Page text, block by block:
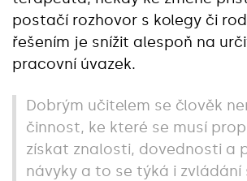
postačí rozhovor s kolegy či
řešením je snížit alespoň na
pracovní úvazek.
Dobrým učitelem se člověk
činnost, ke které se musí
získat znalosti, dovednosti a
návyky a to se týká i zvládání